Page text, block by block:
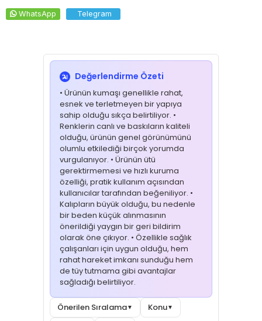
WhatsApp Telegram
Değerlendirme Özeti
• Ürünün kumaşı genellikle rahat,
esnek ve terletmeyen bir yapıya
sahip olduğu sıkça belirtiliyor. •
Renklerin canlı ve baskıların kaliteli
olduğu, ürünün genel görünümünü
olumlu etkilediği birçok yorumda
vurgulanıyor. • Ürünün ütü
gerektirmemesi ve hızlı kuruma
özelliği, pratik kullanım açısından
kullanıcılar tarafından beğeniliyor. •
Kalıpların büyük olduğu, bu nedenle
bir beden küçük alınmasının
önerildiği yaygın bir geri bildirim
olarak öne çıkıyor. • Özellikle sağlık
çalışanları için uygun olduğu, hem
rahat hareket imkanı sunduğu hem
de tüy tutmama gibi avantajlar
sağladığı belirtiliyor.
Önerilen Sıralama▼ Konu▼